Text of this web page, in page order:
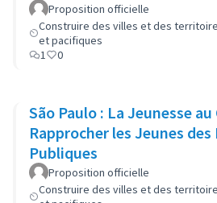
Proposition officielle
Construire des villes et des
et pacifiques
1
0
São Paulo : La Jeunesse
Rapprocher les Jeunes
Publiques
Proposition officielle
Construire des villes et des